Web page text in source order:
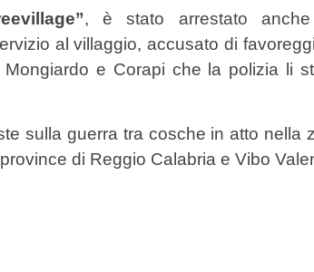
, è stato arrestato anche
al villaggio, accusato di
e Corapi che la polizia li
sulla guerra tra cosche in atto nella
di Reggio Calabria e Vibo